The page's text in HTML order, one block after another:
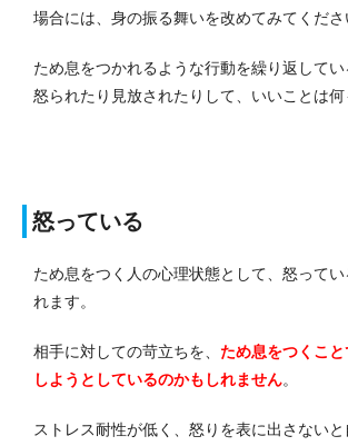
場合には、身の振る舞いを改めてみてくださ
ため息をつかれるような行動を繰り返して
怒られたり見放されたりして、いいことは何
怒っている
ため息をつく人の心理状態として、怒って
れます。
相手に対しての苛立ちを、 ため息をつくこ
しようとしているのかもしれません。
ストレス耐性が低く、怒りを表に出さない